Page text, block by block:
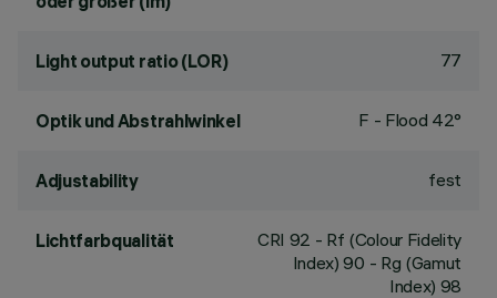
Light output ratio (LOR) 77
Optik und Abstrahlwinkel F - Flood 42°
Adjustability fest
Lichtfarbqualität CRI 92 - Rf (Colour Fidelity
Index) 90 - Rg (Gamut
Index) 98